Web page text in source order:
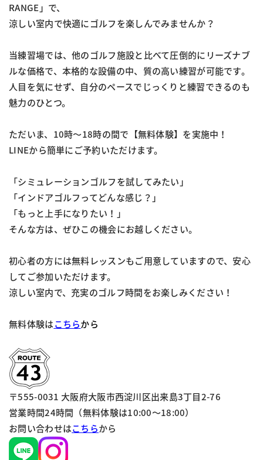
RANGE」で、
涼しい室内で快適にゴルフを楽しんでみませんか？
当練習場では、他のゴルフ施設と比べて圧倒的にリーズナブ
ルな価格で、本格的な設備の中、質の高い練習が可能です。
人目を気にせず、自分のペースでじっくりと練習できるのも
魅力のひとつ。
ただいま、10時～18時の間で【無料体験】を実施中！
LINEから簡単にご予約いただけます。
「シミュレーションゴルフを試してみたい」
「インドアゴルフってどんな感じ？」
「もっと上手になりたい！」
そんな方は、ぜひこの機会にお越しください。
初心者の方には無料レッスンもご用意していますので、安心
してご参加いただけます。
涼しい室内で、充実のゴルフ時間をお楽しみください！
無料体験はこちらから
〒555-0031 大阪府大阪市西淀川区出来島3丁目2-76
営業時間24時間（無料体験は10:00～18:00）
お問い合わせはこちらから